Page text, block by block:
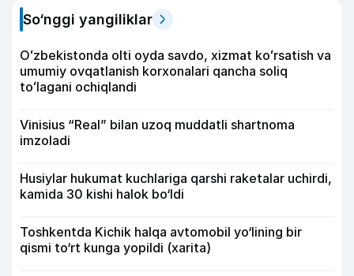
So‘nggi yangiliklar
Oʻzbekistonda olti oyda savdo, xizmat koʻrsatish va
umumiy ovqatlanish korxonalari qancha soliq
toʻlagani ochiqlandi
Vinisius “Real” bilan uzoq muddatli shartnoma
imzoladi
Husiylar hukumat kuchlariga qarshi raketalar uchirdi,
kamida 30 kishi halok bo‘ldi
Toshkentda Kichik halqa avtomobil yo‘lining bir
qismi to‘rt kunga yopildi (xarita)